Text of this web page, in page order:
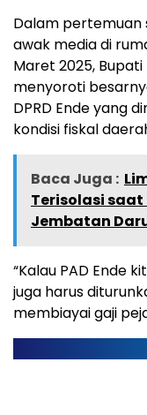
Dalam pertemuan
awak media di
Maret 2025,
menyoroti
DPRD Ende yang
kondisi fiskal
Baca Juga :
Terisolasi saat
Jembatan
“Kalau PAD Ende
juga harus
membiayai gaji